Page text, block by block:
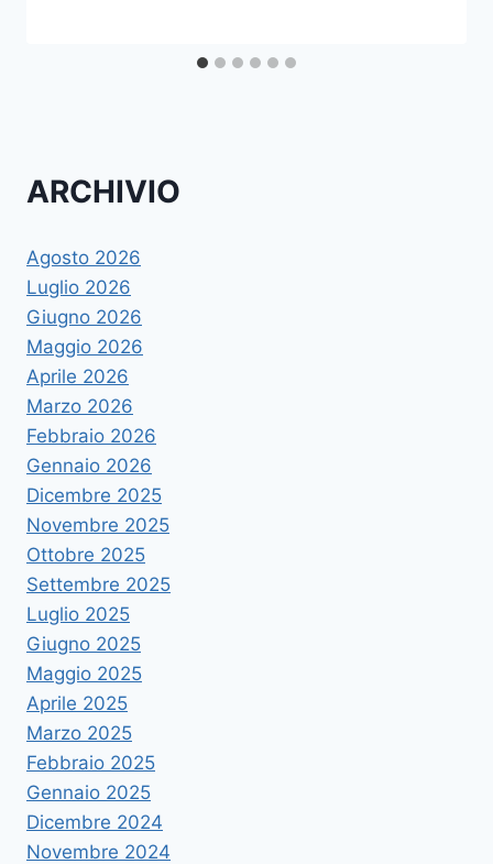
ARCHIVIO
Agosto 2026
Luglio 2026
Giugno 2026
Maggio 2026
Aprile 2026
Marzo 2026
Febbraio 2026
Gennaio 2026
Dicembre 2025
Novembre 2025
Ottobre 2025
Settembre 2025
Luglio 2025
Giugno 2025
Maggio 2025
Aprile 2025
Marzo 2025
Febbraio 2025
Gennaio 2025
Dicembre 2024
Novembre 2024